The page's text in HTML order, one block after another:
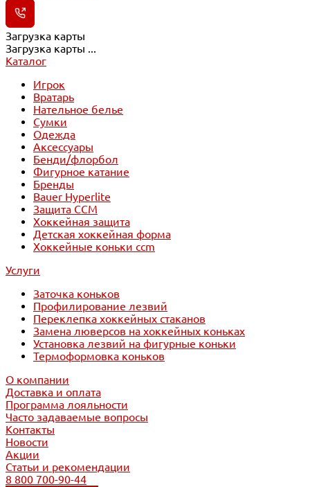
Загрузка карты
Загрузка карты ...
Каталог
Игрок
Вратарь
Нательное белье
Сумки
Одежда
Аксессуары
Бенди/флорбол
Фигурное катание
Бренды
Bauer Hyperlite
Защита CCM
Хоккейная защита
Детская хоккейная форма
Хоккейные коньки ccm
Услуги
Заточка коньков
Профилирование лезвий
Переклепка хоккейных стаканов
Замена люверсов на хоккейных коньках
Установка лезвий на фигурные коньки
Термоформовка коньков
О компании
Доставка и оплата
Программа лояльности
Часто задаваемые вопросы
Контакты
Новости
Акции
Статьи и рекомендации
8 800 700-90-44